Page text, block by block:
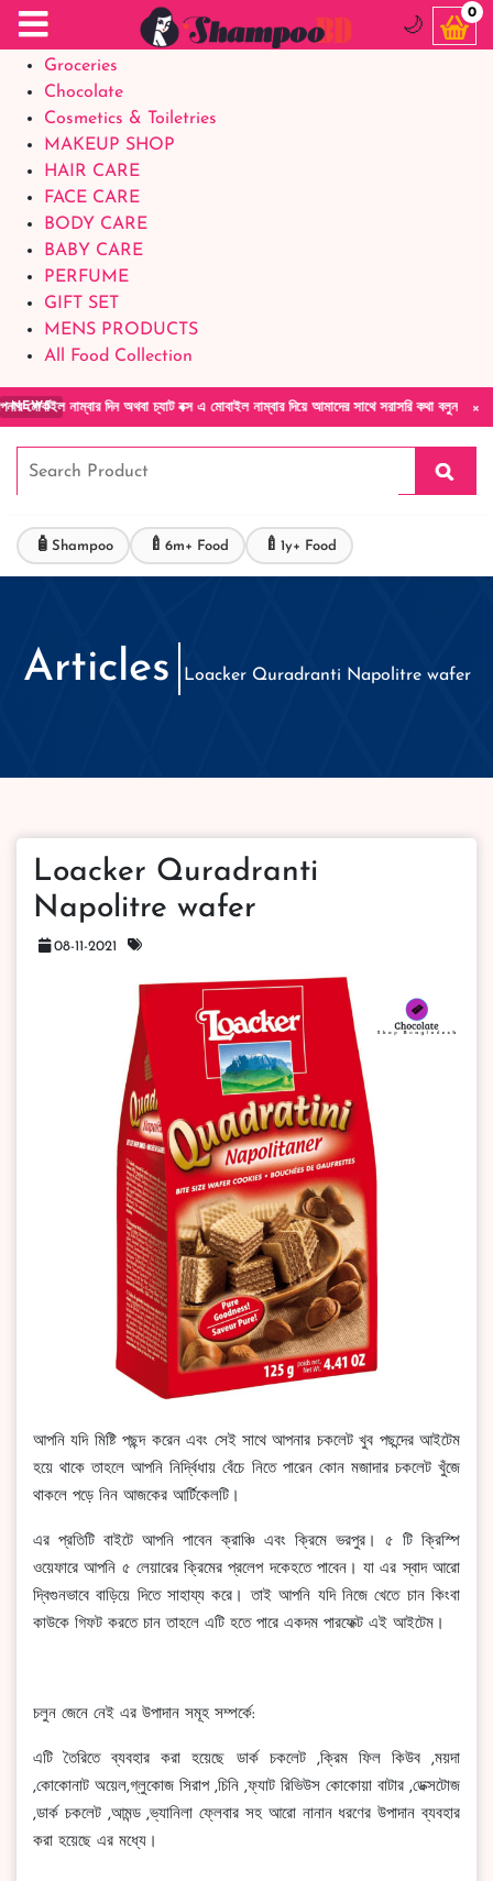
Food Supplements
Baby Foods
Groceries
Chocolate
Cosmetics & Toiletries
MAKEUP SHOP
HAIR CARE
FACE CARE
BODY CARE
BABY CARE
PERFUME
GIFT SET
MENS PRODUCTS
All Food Collection
×
NEWSদিন অথবা চ্যাট বক্স এ মোবাইল নাম্বার দিয়ে আমাদের সাথে সরাসরি কথা বলুন| আমাদের
🌙
0
🧴 Shampoo 🍼 6m+ Food 🍼 1y+ Food
Articles Loacker Quradranti Napolitre wafer
Loacker Quradranti
Napolitre wafer
08-11-2021
আপনি যদি মিষ্টি পছন্দ করেন এবং সেই সাথে আপনার চকলেট খুব পছন্দের আইটেম
হয়ে থাকে তাহলে আপনি নির্দ্বিধায় বেঁচে নিতে পারেন কোন মজাদার চকলেট খুঁজে
থাকলে পড়ে নিন আজকের আর্টিকেলটি।
এর প্রতিটি বাইটে আপনি পাবেন ক্রাঞ্চি এবং ক্রিমে ভরপুর। ৫ টি ক্রিস্পি
ওয়েফারে আপনি ৫ লেয়ারের ক্রিমের প্রলেপ দকেহতে পাবেন। যা এর স্বাদ আরো
দ্বিগুনভাবে বাড়িয়ে দিতে সাহায্য করে। তাই আপনি যদি নিজে খেতে চান কিংবা
কাউকে গিফট করতে চান তাহলে এটি হতে পারে একদম পারফেক্ট এই আইটেম।
চলুন জেনে নেই এর উপাদান সমূহ সম্পর্কে:
এটি তৈরিতে ব্যবহার করা হয়েছে ডার্ক চকলেট ,ক্রিম ফিল কিউব ,ময়দা
,কোকোনাট অয়েল,গ্লুকোজ সিরাপ ,চিনি ,ফ্যাট রিভিউস কোকোয়া বাটার ,ডেক্সটোজ
,ডার্ক চকলেট ,আমন্ড ,ভ্যানিলা ফ্লেবার সহ আরো নানান ধরণের উপাদান ব্যবহার
করা হয়েছে এর মধ্যে।